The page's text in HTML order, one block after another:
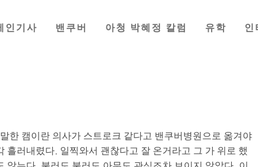
인기사 밴쿠버 아청 박혜정 칼럼 유학 인
웠다. 화장실가서 토하려 했지만 헛구역질만 나서 다시 침
정 등 온 몸에 줄줄이 달아놓았다. 집에 연락하려고 식구마
한 캠이란 의사가 스트로크 같다고 밴쿠버병원으로 옮겨야
흘러내렸다. 일찍와서 괜찮다고 잘 온거라고 그 가 위로 했